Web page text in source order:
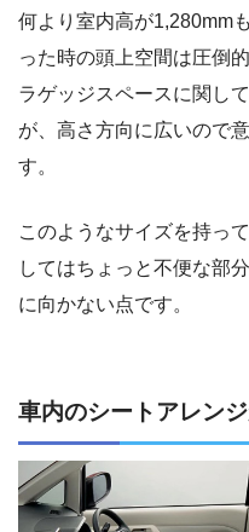
何より室内高が1,280mm
った時の頭上空間は圧倒的
ラゲッジスペースに関し
が、高さ方向に広いので
す。
このようなサイズを持っ
してはちょっと不便な部
に向かない点です。
車内のシートアレン